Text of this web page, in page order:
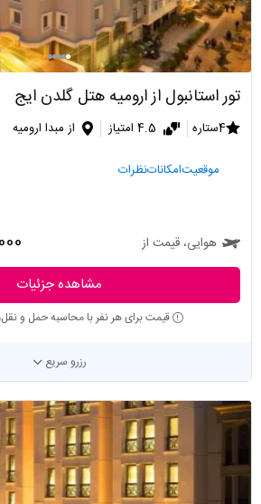
تور استانبول از ارومیه هتل گلدن ایج
4ستاره 4.5 امتیاز از مبدا ارومیه
موقعیتامکاناتنظرات
هوایی، قیمت از
مشاهده جزئیات
قیمت برای هر نفر با محاسبه حمل و
رزرو سریع